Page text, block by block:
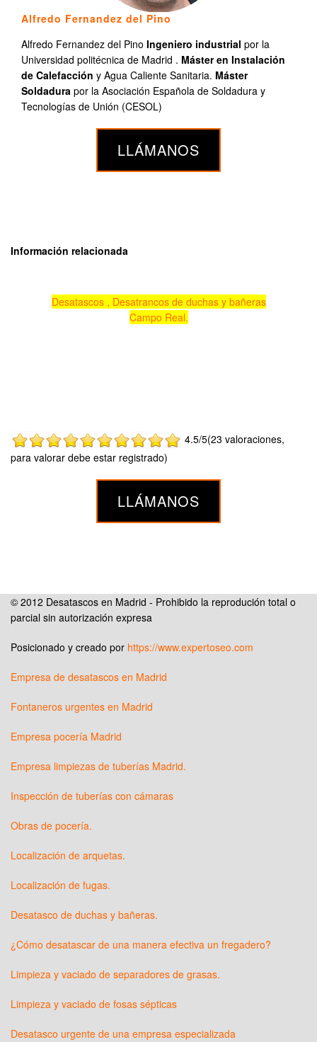
Alfredo Fernandez del Pino
Alfredo Fernandez del Pino Ingeniero industrial por la
Universidad politécnica de Madrid . Máster en Instalación
de Calefacción y Agua Caliente Sanitaria. Máster
Soldadura por la Asociación Española de Soldadura y
Tecnologías de Unión (CESOL)
LLÁMANOS
Información relacionada
Desatascos , Desatrancos de duchas y bañeras
Campo Real.
4.5/5(23 valoraciones,
para valorar debe estar registrado)
LLÁMANOS
© 2012 Desatascos en Madrid - Prohibido la reprodución total o
parcial sin autorización expresa
Posicionado y creado por https://www.expertoseo.com
Empresa de desatascos en Madrid
Fontaneros urgentes en Madrid
Empresa pocería Madrid
Empresa limpiezas de tuberías Madrid.
Inspección de tuberías con cámaras
Obras de pocería.
Localización de arquetas.
Localización de fugas.
Desatasco de duchas y bañeras.
¿Cómo desatascar de una manera efectiva un fregadero?
Limpieza y vaciado de separadores de grasas.
Limpieza y vaciado de fosas sépticas
Desatasco urgente de una empresa especializada